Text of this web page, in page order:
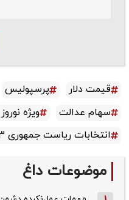
قیمت دلار پرسپولیس
سهام عدالت
ویژه نوروز 1403
انتخابات ریاست جمهوری 1403
موضوعات داغ